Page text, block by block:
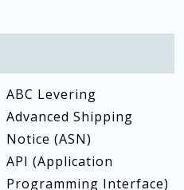
ABC Levering
Advanced Shipping
Notice (ASN)
API (Application
Programming Interface)